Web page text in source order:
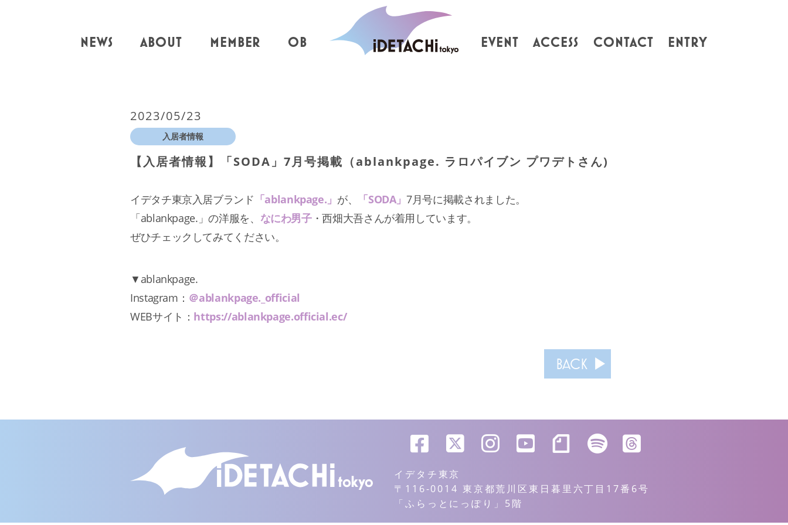
NEWS ABOUT MEMBER OB EVENT ACCESS CONTACT ENTRY
2023/05/23
入居者情報
【入居者情報】「SODA」7月号掲載（ablankpage. ラロパイブン プワデトさん)
イデタチ東京入居ブランド 「ablankpage.」 が、 「SODA」7月号に掲載されました。
「ablankpage.」の洋服を、 なにわ男子・西畑大吾さんが着用しています。
ぜひチェックしてみてください。
▼ablankpage.
Instagram： ＠ablankpage._official
WEBサイト： https://ablankpage.official.ec/
BACK
イデタチ東京
〒116-0014 東京都荒川区東日暮里六丁目17番6号
「ふらっとにっぽり」5階